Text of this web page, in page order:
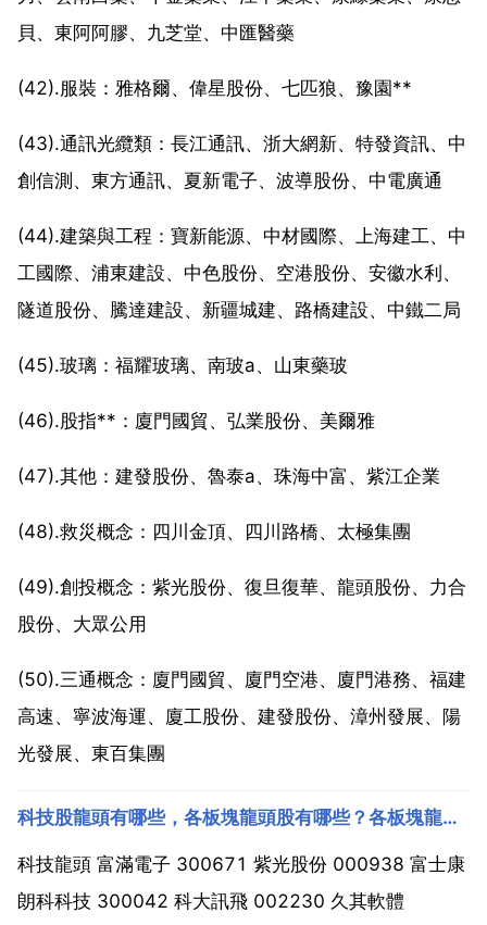
貝、東阿阿膠、九芝堂、中匯醫藥
(42).服裝：雅格爾、偉星股份、七匹狼、豫園**
(43).通訊光纜類：長江通訊、浙大網新、特發資訊、中
創信測、東方通訊、夏新電子、波導股份、中電廣通
(44).建築與工程：寶新能源、中材國際、上海建工、中
工國際、浦東建設、中色股份、空港股份、安徽水利、
隧道股份、騰達建設、新疆城建、路橋建設、中鐵二局
(45).玻璃：福耀玻璃、南玻a、山東藥玻
(46).股指**：廈門國貿、弘業股份、美爾雅
(47).其他：建發股份、魯泰a、珠海中富、紫江企業
(48).救災概念：四川金頂、四川路橋、太極集團
(49).創投概念：紫光股份、復旦復華、龍頭股份、力合
股份、大眾公用
(50).三通概念：廈門國貿、廈門空港、廈門港務、福建
高速、寧波海運、廈工股份、建發股份、漳州發展、陽
光發展、東百集團
科技股龍頭有哪些，各板塊龍頭股有哪些？各板塊龍頭股一覽
科技龍頭 富滿電子 300671 紫光股份 000938 富士康
朗科科技 300042 科大訊飛 002230 久其軟體